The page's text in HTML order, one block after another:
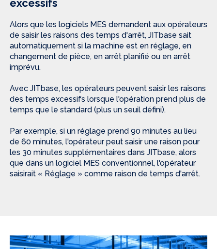
excessifs
Alors que les logiciels MES demandent aux opérateurs
de saisir les raisons des temps d'arrêt, JITbase sait
automatiquement si la machine est en réglage, en
changement de pièce, en arrêt planifié ou en arrêt
imprévu.
Avec JITbase, les opérateurs peuvent saisir les raisons
des temps excessifs lorsque l'opération prend plus de
temps que le standard (plus un seuil défini).
Par exemple, si un réglage prend 90 minutes au lieu
de 60 minutes, l'opérateur peut saisir une raison pour
les 30 minutes supplémentaires dans JITbase, alors
que dans un logiciel MES conventionnel, l'opérateur
saisirait « Réglage » comme raison de temps d'arrêt.